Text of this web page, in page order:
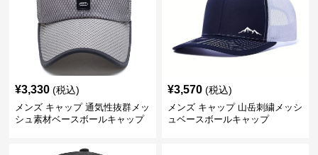
¥3,330 (税込)
メンズ キャップ 通気性抜群メッ
シュ素材ベースボールキャップ
¥3,570 (税込)
メンズ キャップ 山岳刺繍メッシ
ュベースボールキャップ